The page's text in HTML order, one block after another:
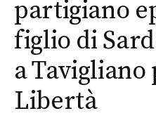
partigiano
figlio di
a Tavigliano
Libertà